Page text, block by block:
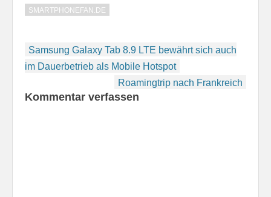
Forum hatte ich es ja
zu zwingen. Künftg
Zweit-Akku…
SMARTPHONEFAN.DE
Beitragsnavigation
Samsung Galaxy Tab 8.9 LTE bewährt sich auch
im Dauerbetrieb als Mobile Hotspot
Roamingtrip nach Frankreich
Kommentar verfassen